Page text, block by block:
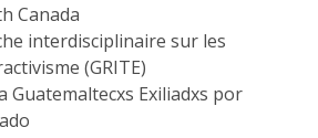
Canada
interdisciplinaire sur les
(GRITE)
Guatemaltecxs Exiliadxs por